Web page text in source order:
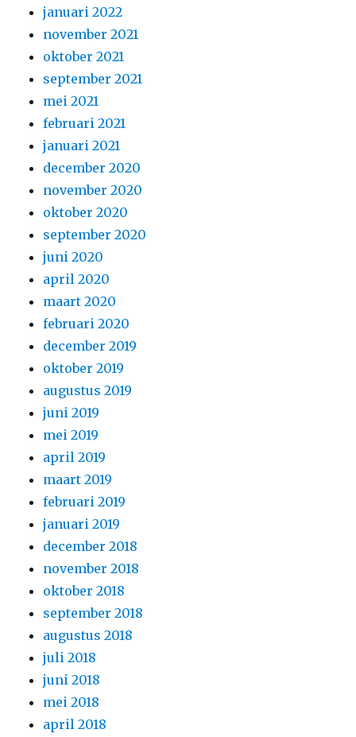
januari 2022
november 2021
oktober 2021
september 2021
mei 2021
februari 2021
januari 2021
december 2020
november 2020
oktober 2020
september 2020
juni 2020
april 2020
maart 2020
februari 2020
december 2019
oktober 2019
augustus 2019
juni 2019
mei 2019
april 2019
maart 2019
februari 2019
januari 2019
december 2018
november 2018
oktober 2018
september 2018
augustus 2018
juli 2018
juni 2018
mei 2018
april 2018